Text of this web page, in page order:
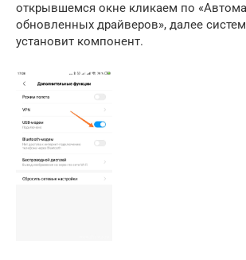
открывшемся окне кликаем по
обновленных драйверов», далее
установит компонент.